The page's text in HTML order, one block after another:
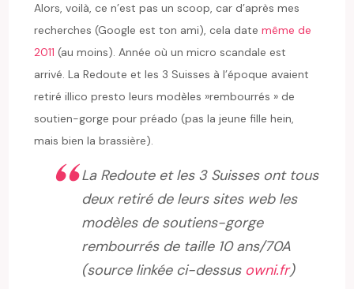
Alors, voilà, ce n’est pas un scoop, car d’après mes
recherches (Google est ton ami), cela datemême de
2011 (au moins). Année où un micro scandale est
arrivé. La Redoute et les 3 Suisses à l’époque avaient
retiré illico presto leurs modèles »rembourrés » de
soutien-gorge pour préado (pas la jeune fille hein,
mais bien la brassière).
La Redoute et les 3 Suisses ont tous
deux retiré de leurs sites web les
modèles de soutiens-gorge
rembourrés de taille 10 ans/70A
(source linkée ci-dessus owni.fr)